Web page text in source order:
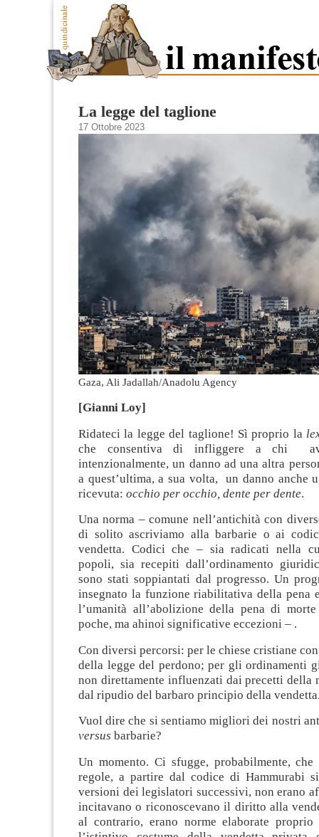
La legge del taglione
17 Ottobre 2023
Gaza, Ali Jadallah/Anadolu Agency
[Gianni Loy]
Ridateci la legge del taglione! Sì proprio la
che consentiva di infliggere a chi
intenzionalmente, un danno ad una altra
a quest’ultima, a sua volta, un danno anche
ricevuta: occhio per occhio, dente per dente.
Una norma – comune nell’antichità con
di solito ascriviamo alla barbarie o ai
vendetta. Codici che – sia radicati nella
popoli, sia recepiti dall’ordinamento
sono stati soppiantati dal progresso. Un
insegnato la funzione riabilitativa della pena
l’umanità all’abolizione della pena di
poche, ma ahinoi significative eccezioni – .
Con diversi percorsi: per le chiese cristiane
della legge del perdono; per gli ordinamenti
non direttamente influenzati dai precetti della
dal ripudio del barbaro principio della
Vuol dire che si sentiamo migliori dei nostri
versus barbarie?
Un momento. Ci sfugge, probabilmente,
regole, a partire dal codice di Hammurabi
versioni dei legislatori successivi, non erano
incitavano o riconoscevano il diritto alla
al contrario, erano norme elaborate proprio